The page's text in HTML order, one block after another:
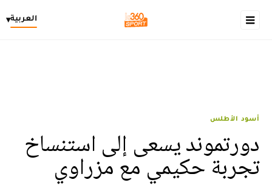
العربية▾
أسود الأطلس
دورتموند يسعى إلى استنساخ
تجربة حكيمي مع مزراوي